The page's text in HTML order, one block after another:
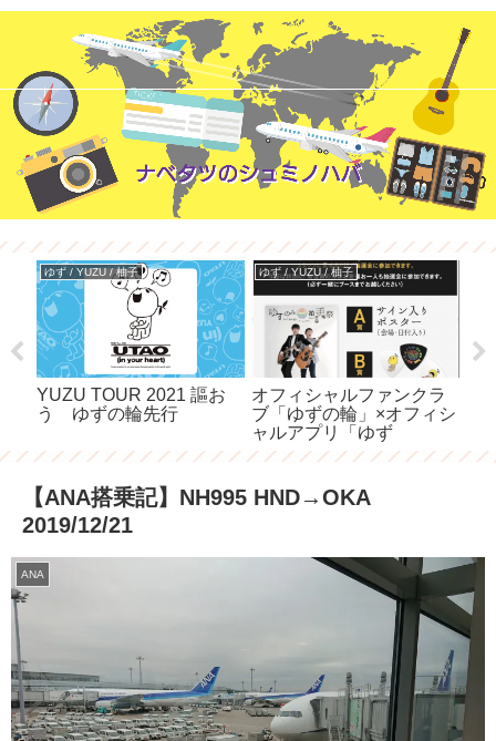
ゆず / YUZU / 柚子
YUZU TOUR 2021 謳お
う ゆずの輪先行
ゆず / YUZU / 柚子
オフィシャルファンクラ
ブ「ゆずの輪」×オフィシ
ャルアプリ「ゆず
友/YUZUYOU」W会員キ
【ANA搭乗記】NH995 HND→OKA
2019/12/21
ANA